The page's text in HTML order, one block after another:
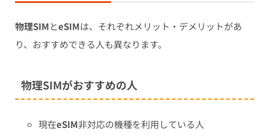
物理SIMとeSIMは、それぞれメリット・デメリットがあ
り、おすすめできる人も異なります。
物理SIMがおすすめの人
現在eSIM非対応の機種を利用している人